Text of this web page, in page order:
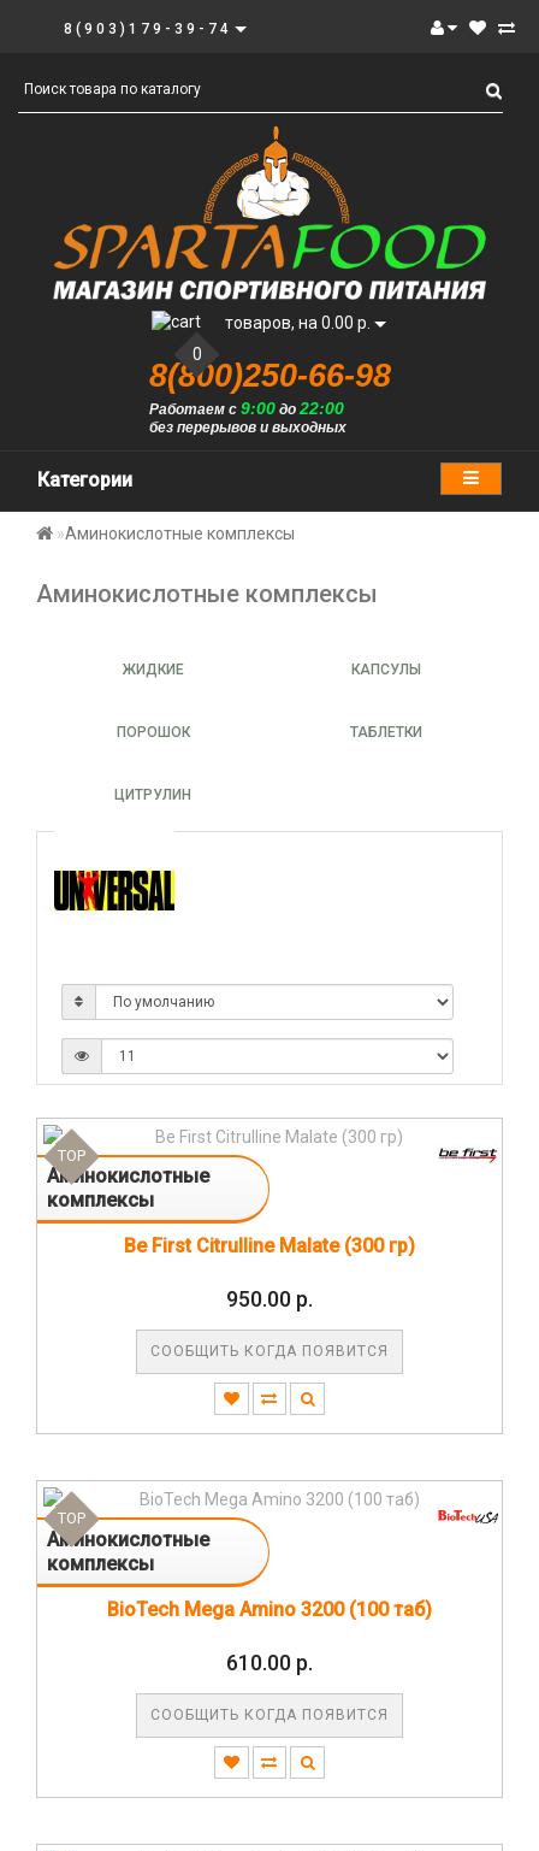
8(903)179-39-74
0
товаров, на 0.00 р.
8(800)250-66-98
Работаем с 9:00до 22:00
без перерывов и выходных
Категории
Аминокислотные комплексы
Аминокислотные комплексы
ЖИДКИЕ КАПСУЛЫ
ПОРОШОК ТАБЛЕТКИ
ЦИТРУЛИН
Аминокислотные
комплексы
TOP
Be First Citrulline Malate (300 гр)
950.00 р.
СООБЩИТЬ КОГДА ПОЯВИТСЯ
Аминокислотные
комплексы
TOP
BioTech Mega Amino 3200 (100 таб)
610.00 р.
СООБЩИТЬ КОГДА ПОЯВИТСЯ